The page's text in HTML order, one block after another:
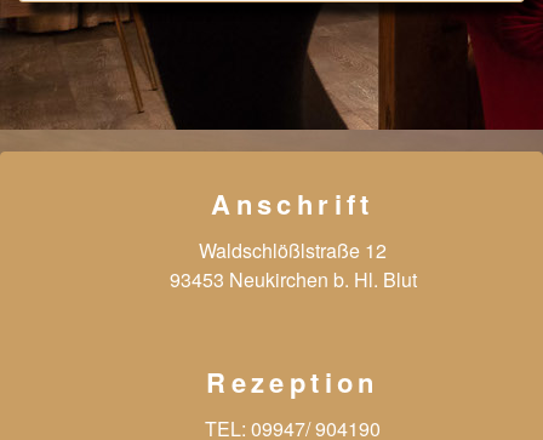
Anschrift
Waldschlößlstraße 12
93453 Neukirchen b. Hl. Blut
Rezeption
TEL: 09947/ 904190